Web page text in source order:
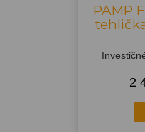
PAMP
2